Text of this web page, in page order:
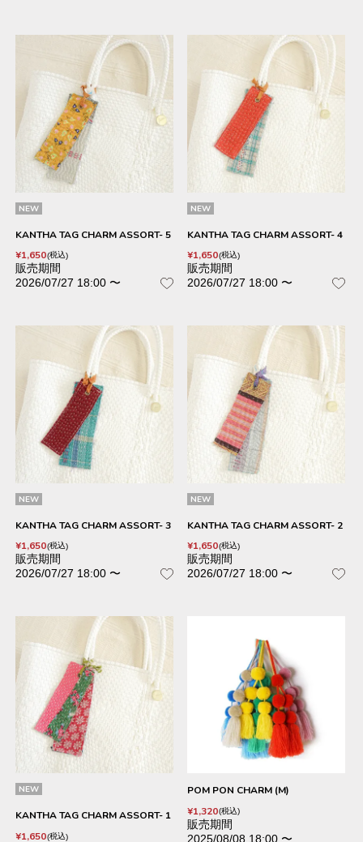
NEW
KANTHA TAG CHARM ASSORT- 5
¥1,650 税込
販売期間
2026/07/27 18:00 〜
NEW
KANTHA TAG CHARM ASSORT- 4
¥1,650 税込
販売期間
2026/07/27 18:00 〜
NEW
KANTHA TAG CHARM ASSORT- 3
¥1,650 税込
販売期間
2026/07/27 18:00 〜
NEW
KANTHA TAG CHARM ASSORT- 2
¥1,650 税込
販売期間
2026/07/27 18:00 〜
NEW
KANTHA TAG CHARM ASSORT- 1
¥1,650 税込
POM PON CHARM (M)
¥1,320 税込
販売期間
2025/08/08 18:00 〜